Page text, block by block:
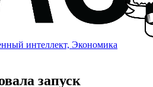
интеллект, Экономика
запуск